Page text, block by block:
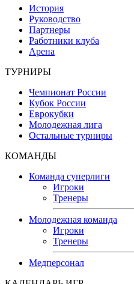
История
Руководство
Партнеры
Работники клуба
Арена
ТУРНИРЫ
Чемпионат России
Кубок России
Еврокубки
Молодежная лига
Остальные турниры
КОМАНДЫ
Команда суперлиги
Игроки
Тренеры
Молодежная команда
Игроки
Тренеры
Медперсонал